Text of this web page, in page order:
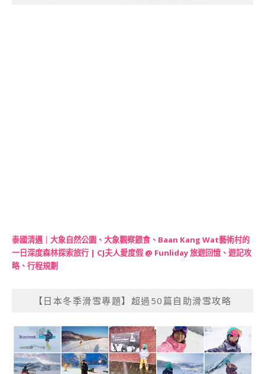
泰國清邁｜大象自然公園、大象觀察餵食、Baan Kang Wat藝術村的
一日深度森林探索旅行 | CJ夫人愛度假 @ Funliday 旅遊回憶、遊記攻
略、行程規劃
【日本冬季滑雪專題】超過50篇自助滑雪攻略